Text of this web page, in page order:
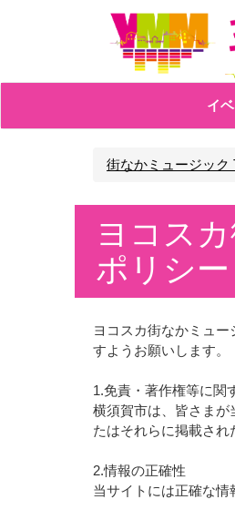
イ
街なかミュージック
ヨコス
ポリシー
ヨコスカ街なかミュ
すようお願いします。
1.免責・著作権等に関
横須賀市は、皆さまが
たはそれらに掲載され
2.情報の正確性
当サイトには正確な情